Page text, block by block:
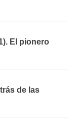
El pionero
de las